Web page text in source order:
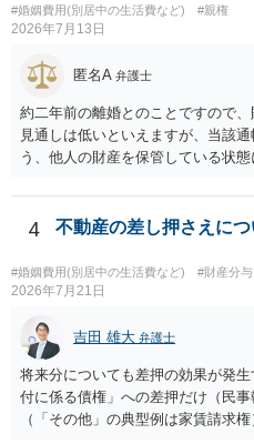
#婚姻費用(別居中の生活費など)
#親権
2026年7月13日
匿名A 弁護士
約二年前の離婚とのことですので
見通しは低いといえますが、当該
う、他人の財産を保管している状
えにくくとも、表だってのお答え
とはできないというお答えになって
4 不動産の差し押さえにつ
#婚姻費用(別居中の生活費など) #財産分与
2026年7月21日
吉田 雄大 弁護士
将来分についても差押の効果が発
付に係る債権」への差押だけ（民
（「その他」の典型例は家賃請求